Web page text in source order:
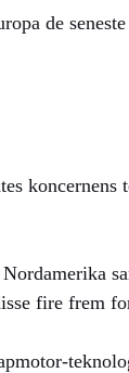
de
koncernens
fire frem